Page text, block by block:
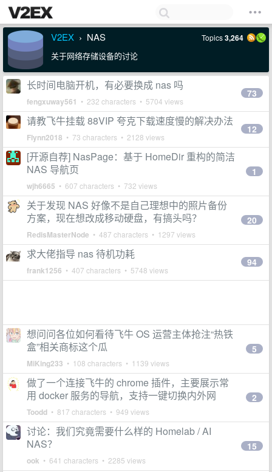
V2EX › NAS Topics3,264
关于网络存储设备的讨论
长时间电脑开机，有必要换成 nas 吗
fengxuway561 • 232 characters • 5704 views
73
请教飞牛挂载 88VIP 夸克下载速度慢的解决办法
Flynn2018 • 73 characters • 2128 views
12
[开源自荐] NasPage：基于 HomeDir 重构的简洁
NAS 导航页
wjh6665 • 607 characters • 732 views
1
关于发现 NAS 好像不是自己理想中的照片备份
方案，现在想改成移动硬盘，有搞头吗？
RedisMasterNode • 487 characters • 1297 views
20
求大佬指导 nas 待机功耗
frank1256 • 407 characters • 5748 views
94
想问问各位如何看待飞牛 OS 运营主体抢注“热铁
盒”相关商标这个瓜
MiKing233 • 108 characters • 1139 views
5
做了一个连接飞牛的 chrome 插件，主要展示常
用 docker 服务的导航，支持一键切换内外网
Toodd • 817 characters • 949 views
2
讨论：我们究竟需要什么样的 Homelab / AI
NAS？
ook • 641 characters • 2285 views
15